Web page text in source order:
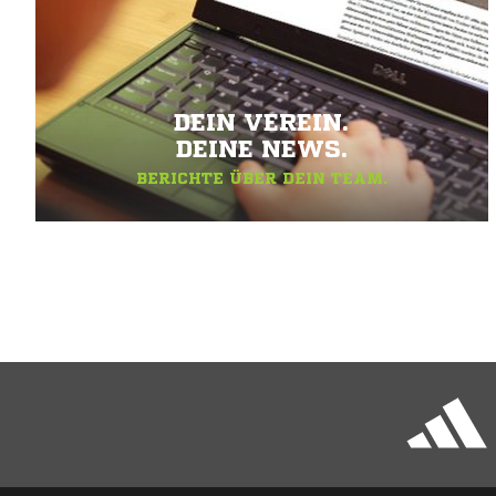
DEIN VEREIN.
DEINE NEWS.
BERICHTE ÜBER DEIN TEAM.